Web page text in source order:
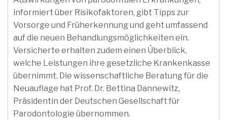
informiert über Risikofaktoren, gibt Tipps zur
Vorsorge und Früherkennung und geht umfassend
auf die neuen Behandlungsmöglichkeiten ein.
Versicherte erhalten zudem einen Überblick,
welche Leistungen ihre gesetzliche Krankenkasse
übernimmt. Die wissenschaftliche Beratung für die
Neuauflage hat Prof. Dr. Bettina Dannewitz,
Präsidentin der Deutschen Gesellschaft für
Parodontologie übernommen.